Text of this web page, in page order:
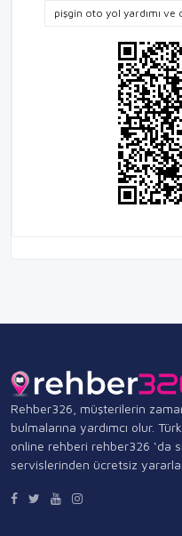
pişgin oto yol yardımı
Rehber326, müşterilerin
bulmalarına yardımcı olur.
online rehberi rehber326 ‘da
servislerinden ücretsiz